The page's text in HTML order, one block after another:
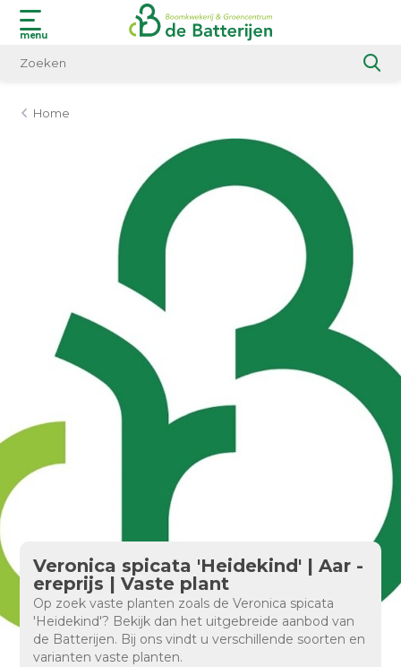
menu
Home
Veronica spicata 'Heidekind' | Aar -
ereprijs | Vaste plant
Op zoek vaste planten zoals de Veronica spicata
'Heidekind'? Bekijk dan het uitgebreide aanbod van
de Batterijen. Bij ons vindt u verschillende soorten en
varianten vaste planten.